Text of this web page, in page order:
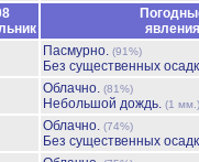
явления
Пасмурно. (91%)
Без существенных
Облачно. (81%)
Небольшой дождь. (1 мм.)
Облачно. (74%)
Без существенных